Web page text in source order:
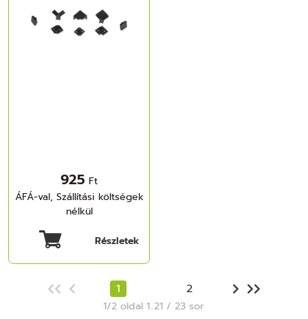
925 Ft
ÁFÁ-val, Szállítási költségek
nélkül
Részletek
1 2
1/2 oldal 1..21 / 23 sor